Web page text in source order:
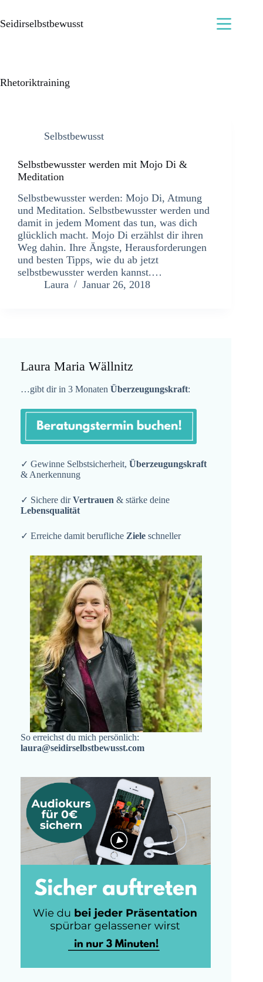
Seidirselbstbewusst
Rhetoriktraining
Selbstbewusst
Selbstbewusster werden mit Mojo Di &
Meditation
Selbstbewusster werden: Mojo Di, Atmung
und Meditation. Selbstbewusster werden und
damit in jedem Moment das tun, was dich
glücklich macht. Mojo Di erzählst dir ihren
Weg dahin. Ihre Ängste, Herausforderungen
und besten Tipps, wie du ab jetzt
selbstbewusster werden kannst.…
Laura
Januar 26, 2018
Laura Maria Wällnitz
…gibt dir in 3 Monaten Überzeugungskraft:
✓ Gewinne Selbstsicherheit, Überzeugungskraft
& Anerkennung
✓ Sichere dirVertrauen & stärke deine
Lebensqualität
✓ Erreiche damit berufliche Ziele schneller
So erreichst du mich persönlich:
laura@seidirselbstbewusst.com